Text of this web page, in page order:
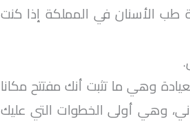
الأسنان في المملكة إذا كنت
وهي ما تثبت أنك مفتتح مكانا
وهي أولى الخطوات التي عليك